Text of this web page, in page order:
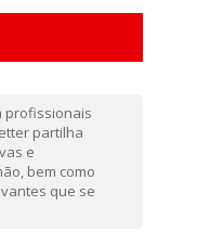
profissionais
partilha
e
bem como
que se